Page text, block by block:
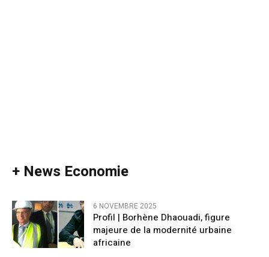
+ News Economie
6 NOVEMBRE 2025
Profil | Borhène Dhaouadi, figure
majeure de la modernité urbaine
africaine